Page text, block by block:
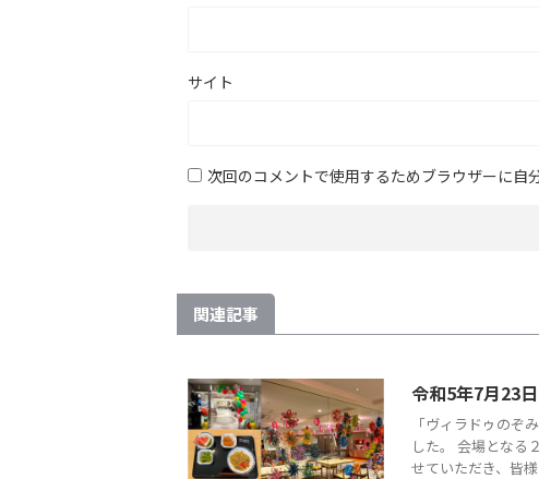
サイト
次回のコメントで使用するためブラウザーに自
関連記事
令和5年7月23
「ヴィラドゥのぞ
した。 会場となる
せていただき、皆